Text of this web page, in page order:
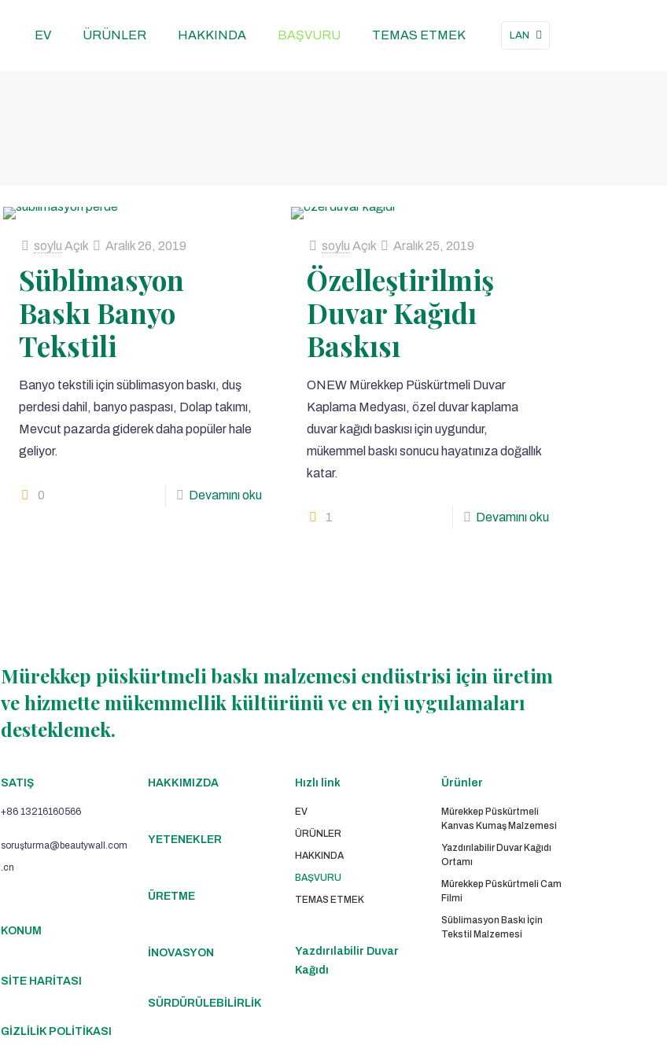
EV ÜRÜNLER HAKKINDA BAŞVURU TEMAS ETMEK LAN
soylu Açık Aralık 26, 2019
Süblimasyon
Baskı Banyo
Tekstili
Banyo tekstili için süblimasyon baskı, duş
perdesi dahil, banyo paspası, Dolap takımı,
Mevcut pazarda giderek daha popüler hale
geliyor.
0 Devamını oku
soylu Açık Aralık 25, 2019
Özelleştirilmiş
Duvar Kağıdı
Baskısı
ONEW Mürekkep Püskürtmeli Duvar
Kaplama Medyası, özel duvar kaplama
duvar kağıdı baskısı için uygundur,
mükemmel baskı sonucu hayatınıza doğallık
katar.
1 Devamını oku
Mürekkep püskürtmeli baskı malzemesi endüstrisi için üretim
ve hizmette mükemmellik kültürünü ve en iyi uygulamaları
desteklemek.
SATIŞ
+86 13216160566
soruşturma@beautywall.com
.cn
KONUM
SİTE HARİTASI
GİZLİLİK POLİTİKASI
HAKKIMIZDA
YETENEKLER
ÜRETME
İNOVASYON
SÜRDÜRÜLEBİLİRLİK
Hızlı link
EV
ÜRÜNLER
HAKKINDA
BAŞVURU
TEMAS ETMEK
Yazdırılabilir Duvar
Kağıdı
Ürünler
Mürekkep Püskürtmeli
Kanvas Kumaş Malzemesi
Yazdırılabilir Duvar Kağıdı
Ortamı
Mürekkep Püskürtmeli Cam
Filmi
Süblimasyon Baskı İçin
Tekstil Malzemesi